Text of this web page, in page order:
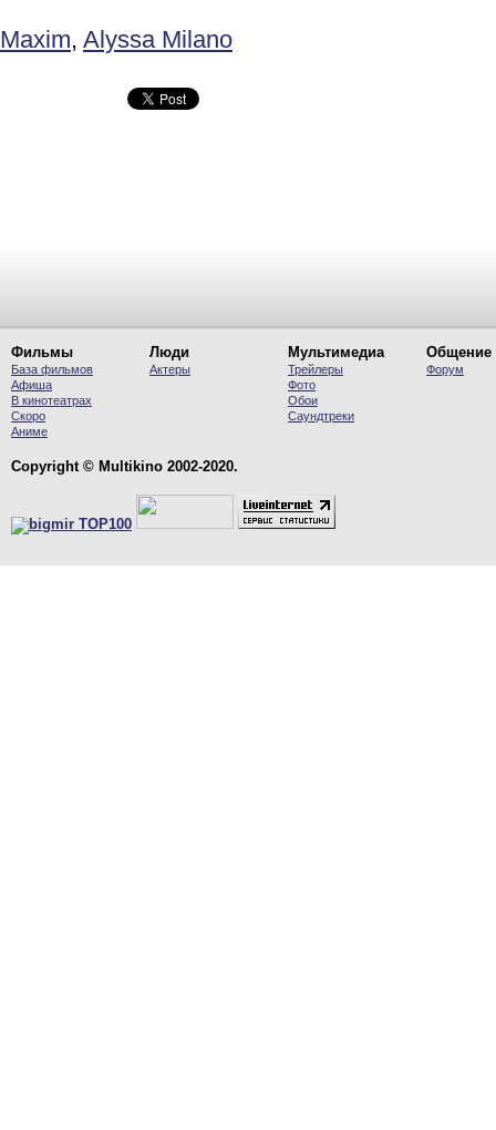
Maxim, Alyssa Milano
Фильмы
База фильмов
Афиша
В кинотеатрах
Скоро
Аниме
Люди
Актеры
Мультимедиа
Трейлеры
Фото
Обои
Саундтреки
Общение
Форум
Copyright © Multikino 2002-2020.